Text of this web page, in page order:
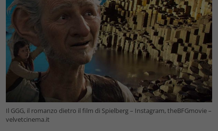
Il GGG, il romanzo dietro il film di Spielberg – Instagram, theBFGmovie –
velvetcinema.it